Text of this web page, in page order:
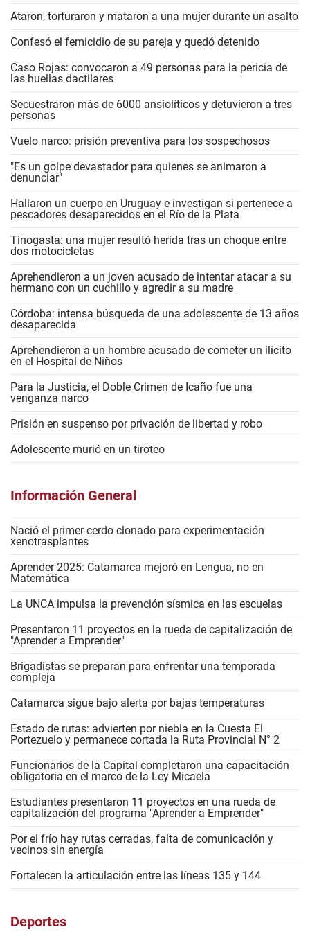
Ataron, torturaron y mataron a una mujer durante un asalto
Confesó el femicidio de su pareja y quedó detenido
Caso Rojas: convocaron a 49 personas para la pericia de
las huellas dactilares
Secuestraron más de 6000 ansiolíticos y detuvieron a tres
personas
Vuelo narco: prisión preventiva para los sospechosos
"Es un golpe devastador para quienes se animaron a
denunciar"
Hallaron un cuerpo en Uruguay e investigan si pertenece a
pescadores desaparecidos en el Río de la Plata
Tinogasta: una mujer resultó herida tras un choque entre
dos motocicletas
Aprehendieron a un joven acusado de intentar atacar a su
hermano con un cuchillo y agredir a su madre
Córdoba: intensa búsqueda de una adolescente de 13 años
desaparecida
Aprehendieron a un hombre acusado de cometer un ilícito
en el Hospital de Niños
Para la Justicia, el Doble Crimen de Icaño fue una
venganza narco
Prisión en suspenso por privación de libertad y robo
Adolescente murió en un tiroteo
Información General
Nació el primer cerdo clonado para experimentación
xenotrasplantes
Aprender 2025: Catamarca mejoró en Lengua, no en
Matemática
La UNCA impulsa la prevención sísmica en las escuelas
Presentaron 11 proyectos en la rueda de capitalización de
"Aprender a Emprender"
Brigadistas se preparan para enfrentar una temporada
compleja
Catamarca sigue bajo alerta por bajas temperaturas
Estado de rutas: advierten por niebla en la Cuesta El
Portezuelo y permanece cortada la Ruta Provincial N° 2
Funcionarios de la Capital completaron una capacitación
obligatoria en el marco de la Ley Micaela
Estudiantes presentaron 11 proyectos en una rueda de
capitalización del programa "Aprender a Emprender"
Por el frío hay rutas cerradas, falta de comunicación y
vecinos sin energía
Fortalecen la articulación entre las líneas 135 y 144
Deportes